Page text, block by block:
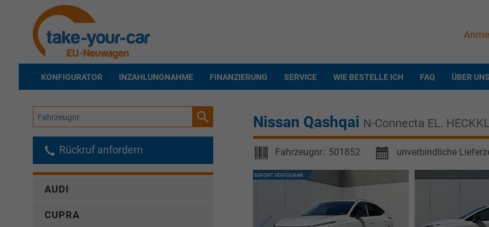
KONFIGURATOR INZAHLUNGNAHME FINANZIERUNG SERVICE WIE BESTELLE ICH FAQ ÜBER UNS
Nissan Qashqai N-Connecta EL.
Fahrzeugnr.: 501852 unverbindliche
Fahrzeugnr.
Rückruf anfordern
AUDI
CUPRA